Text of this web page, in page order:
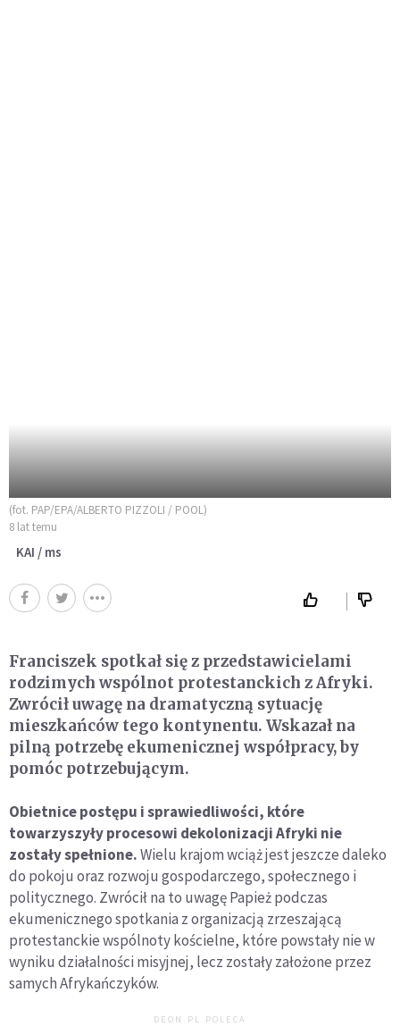
(fot. PAP/EPA/ALBERTO PIZZOLI / POOL)
8 lat temu
KAI / ms
Franciszek spotkał się z przedstawicielami
rodzimych wspólnot protestanckich z Afryki.
Zwrócił uwagę na dramatyczną sytuację
mieszkańców tego kontynentu. Wskazał na
pilną potrzebę ekumenicznej współpracy, by
pomóc potrzebującym.
Obietnice postępu i sprawiedliwości, które
towarzyszyły procesowi dekolonizacji Afryki nie
zostały spełnione.Wielu krajom wciąż jest jeszcze daleko
do pokoju oraz rozwoju gospodarczego, społecznego i
politycznego. Zwrócił na to uwagę Papież podczas
ekumenicznego spotkania z organizacją zrzeszającą
protestanckie wspólnoty kościelne, które powstały nie w
wyniku działalności misyjnej, lecz zostały założone przez
samych Afrykańczyków.
DEON.PL POLECA